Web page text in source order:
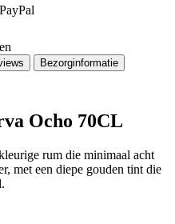
Bezorginformatie
Ocho 70CL
rum die minimaal acht
met een diepe gouden tint die